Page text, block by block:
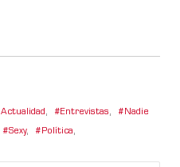
Actualidad , Entrevistas, Nadie
Sexy, Política,